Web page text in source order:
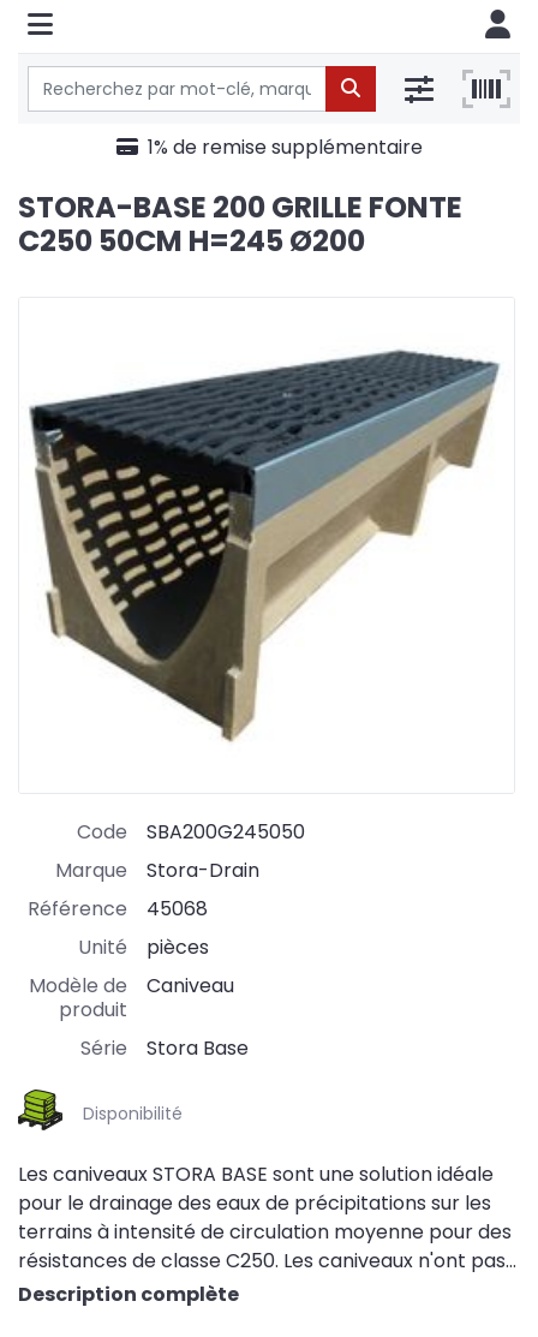
1% de remise supplémentaire
STORA-BASE 200 GRILLE FONTE
C250 50CM H=245 Ø200
Code
SBA200G245050
Marque
Stora-Drain
Référence
45068
Unité
pièces
Modèle de
produit
Caniveau
Série Stora Base
Disponibilité
Les caniveaux STORA BASE sont une solution idéale
pour le drainage des eaux de précipitations sur les
terrains à intensité de circulation moyenne pour des
résistances de classe C250. Les caniveaux n'ont pas
de pente.
Description complète